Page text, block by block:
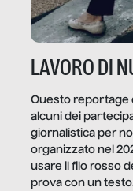
LAVORO DI
Questo reportage
alcuni dei
giornalistica per
organizzato nel
usare il filo rosso
prova con un